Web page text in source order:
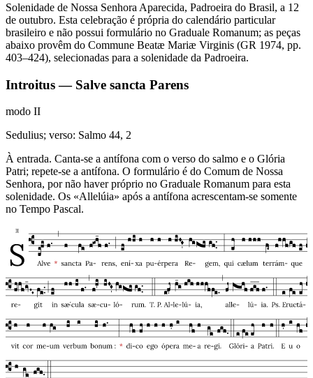
Solenidade de Nossa Senhora Aparecida, Padroeira do Brasil, a 12
de outubro. Esta celebração é própria do calendário particular
brasileiro e não possui formulário no Graduale Romanum; as peças
abaixo provêm do Commune Beatæ Mariæ Virginis (GR 1974, pp.
403–424), selecionadas para a solenidade da Padroeira.
Introitus — Salve sancta Parens
modo II
Sedulius; verso: Salmo 44, 2
À entrada. Canta-se a antífona com o verso do salmo e o Glória
Patri; repete-se a antífona. O formulário é do Comum de Nossa
Senhora, por não haver próprio no Graduale Romanum para esta
solenidade. Os «Allelúia» após a antífona acrescentam-se somente
no Tempo Pascal.